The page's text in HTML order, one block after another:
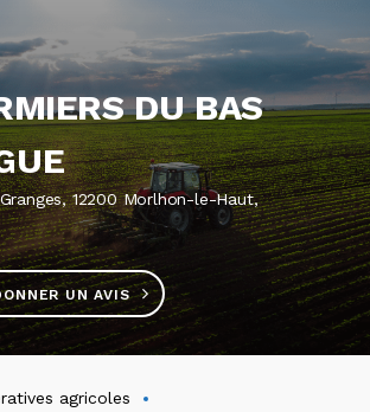
DU BAS
12200 Morlhon-le-Haut,
UN AVIS
agricoles